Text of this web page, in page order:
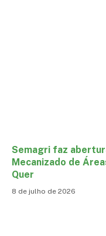
Semagri faz
Mecanizado de
Quer
8 de julho de 2026